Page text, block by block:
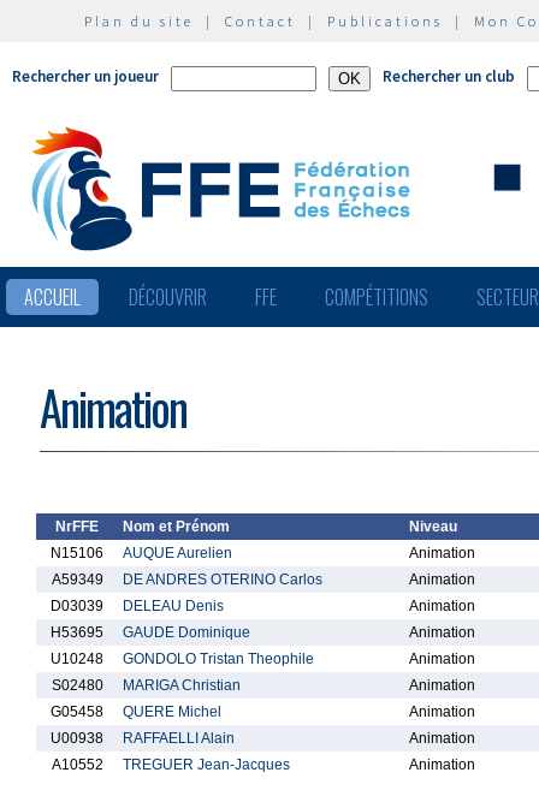
Plan du site | Contact | Publications | Mon
Rechercher un joueur Rechercher un club
ACCUEIL DÉCOUVRIR FFE COMPÉTITIONS
Animation
NrFFE Nom et Prénom
Niveau
N15106
AUQUE Aurelien
Animation
A59349
DE ANDRES OTERINO Carlos
Animation
D03039
DELEAU Denis
Animation
H53695
GAUDE Dominique
Animation
U10248
GONDOLO Tristan Theophile
Animation
S02480
MARIGA Christian
Animation
G05458
QUERE Michel
Animation
U00938
RAFFAELLI Alain
Animation
A10552
TREGUER Jean-Jacques Animation